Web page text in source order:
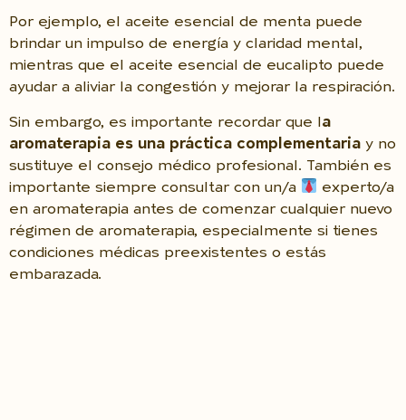
Por ejemplo, el aceite esencial de menta puede
brindar un impulso de energía y claridad mental,
mientras que el aceite esencial de eucalipto puede
ayudar a aliviar la congestión y mejorar la respiración.
Sin embargo, es importante recordar que l a
aromaterapia es una práctica complementaria y no
sustituye el consejo médico profesional. También es
importante siempre consultar con un/a
experto/a
en aromaterapia antes de comenzar cualquier nuevo
régimen de aromaterapia, especialmente si tienes
condiciones médicas preexistentes o estás
embarazada.